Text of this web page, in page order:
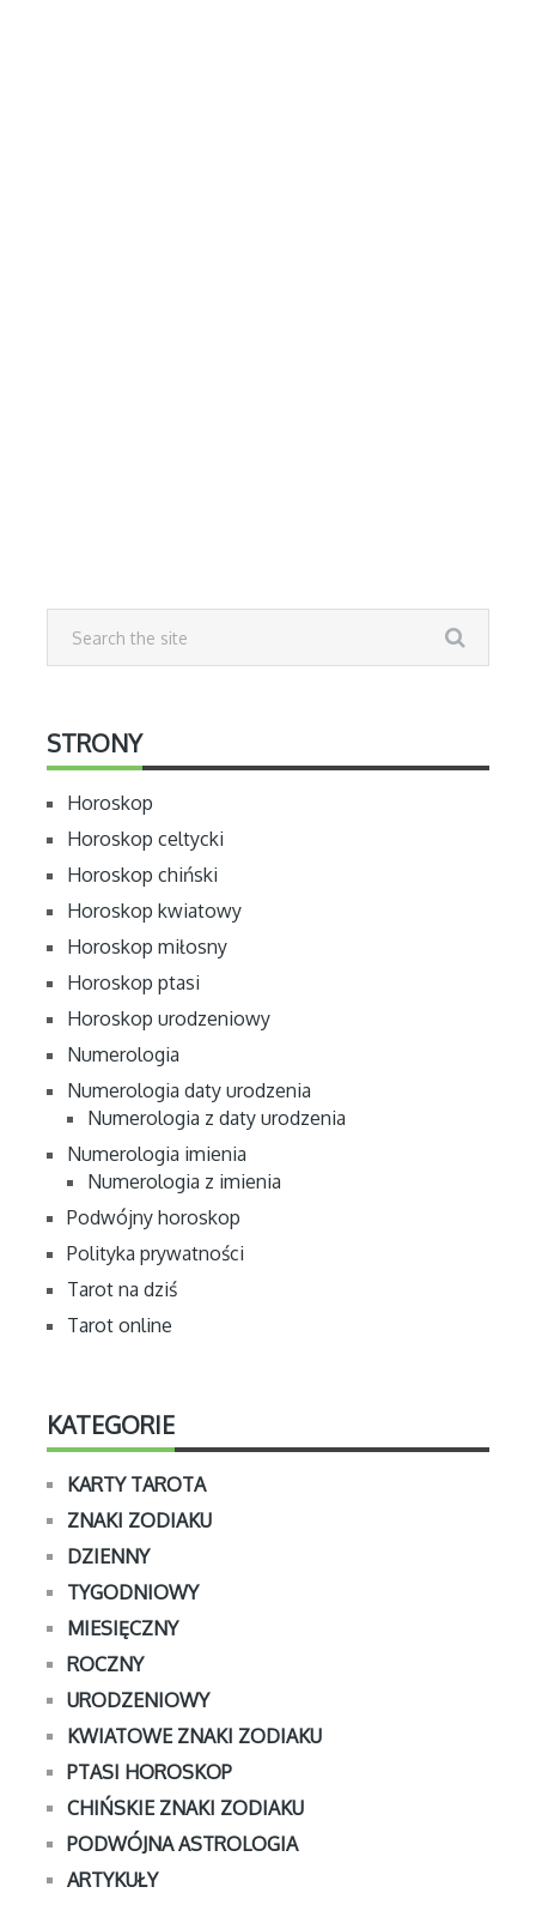
STRONY
Horoskop
Horoskop celtycki
Horoskop chiński
Horoskop kwiatowy
Horoskop miłosny
Horoskop ptasi
Horoskop urodzeniowy
Numerologia
Numerologia daty urodzenia
Numerologia z daty urodzenia
Numerologia imienia
Numerologia z imienia
Podwójny horoskop
Polityka prywatności
Tarot na dziś
Tarot online
KATEGORIE
KARTY TAROTA
ZNAKI ZODIAKU
DZIENNY
TYGODNIOWY
MIESIĘCZNY
ROCZNY
URODZENIOWY
KWIATOWE ZNAKI ZODIAKU
PTASI HOROSKOP
CHIŃSKIE ZNAKI ZODIAKU
PODWÓJNA ASTROLOGIA
ARTYKUŁY